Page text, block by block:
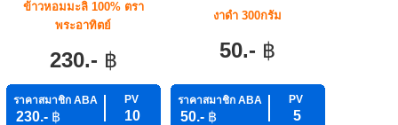
ข้าวหอมมะลิ 100% ตรา
พระอาทิตย์
230.- ฿
ราคาสมาชิก ABA PV
230.- ฿ 10
งาดำ 300กรัม
50.- ฿
ราคาสมาชิก ABA PV
50.- ฿ 5